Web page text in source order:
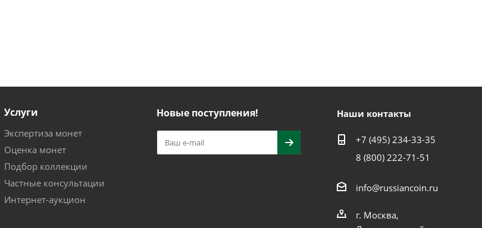
Услуги
Экспертиза монет
Оценка монет
Подбор коллекции
Частные консультации
Интернет-аукцион
Новые поступления! Наши контакты
+7 (495) 234-33-35
8 (800) 222-71-51
info@russiancoin.ru
г. Москва,